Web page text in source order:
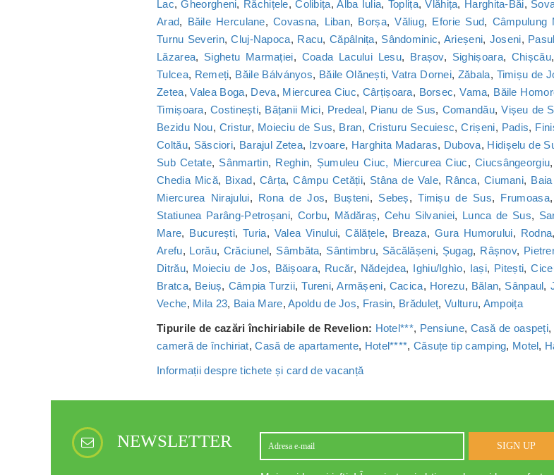
Lac,Gheorgheni, Răchițele,Colibița,Alba Iulia, Toplița,Vlăhița, Harghita-Băi,
Arad, Băile Herculane,Covasna, Liban, Borșa,Văliug, Eforie Sud, Câmpulung
Turnu Severin,Cluj-Napoca, Racu, Căpâlnița, Sândominic, Arieșeni, Joseni,
Lăzarea, Sighetu Marmației, Coada Lacului Lesu, Brașov, Sighișoara, Chișcău,
Tulcea, Remeți, Băile Bálványos, Băile Olănești,Vatra Dornei, Zăbala, Timișu de
Zetea,Valea Boga, Deva, Miercurea Ciuc, Cârțișoara, Borsec,Vama, Băile
Timișoara, Costinești, Bățanii Mici, Predeal, Pianu de Sus, Comandău,Vișeu de
Bezidu Nou, Cristur, Moieciu de Sus, Bran, Cristuru Secuiesc,Crișeni, Padis,
Coltău, Săsciori, Barajul Zetea, Izvoare, Harghita Madaras, Dubova, Hidișelu de
Sub Cetate, Sânmartin, Reghin, Șumuleu Ciuc, Miercurea Ciuc,Ciucsângeorgiu,
Chedia Mică, Bixad, Cârța,Câmpu Cetății, Stâna de Vale, Rânca, Ciumani,
Miercurea Nirajului, Rona de Jos, Bușteni, Sebeș,Timișu de Sus, Frumoasa
Statiunea Parâng-Petroșani, Corbu, Mădăraș, Cehu Silvaniei, Lunca de Sus,
Mare, București,Turia, Valea Vinului,Călățele, Breaza, Gura Humorului, Rodna,
Arefu, Lorău, Crăciunel, Sâmbăta, Sântimbru, Săcălășeni, Șugag, Râșnov,
Ditrău, Moieciu de Jos, Băișoara, Rucăr, Nădejdea, Ighiu/Ighìo, Iași, Pitești,
Bratca, Beiuș, Câmpia Turzii,Tureni,Armășeni, Cacica, Horezu, Bălan, Sânpaul,
Veche, Mila 23, Baia Mare,Apoldu de Jos, Frasin, Brăduleț,Vulturu, Ampoița
Tipurile de cazări închiriabile de Revelion: Hotel***, Pensiune, Casă de oaspeți,
cameră de închiriat,Casă de apartamente, Hotel****, Căsuțe tip camping, Motel,
Informații despre tichete și card de vacanță
NEWSLETTER SIGN UP